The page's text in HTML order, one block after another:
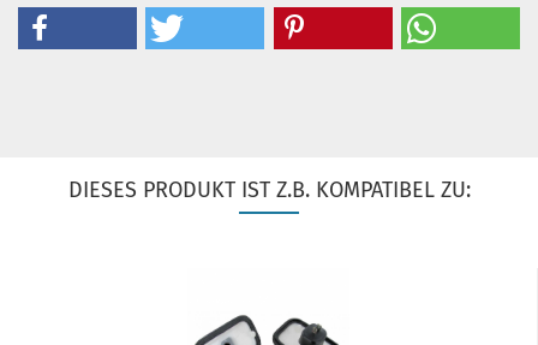
DIESES PRODUKT IST Z.B. KOMPATIBEL ZU: